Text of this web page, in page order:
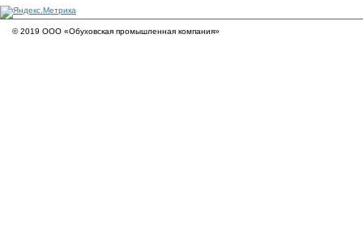
© 2019 ООО «Обуховская промышленная компания»